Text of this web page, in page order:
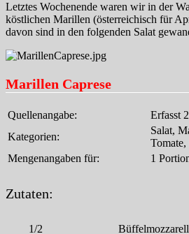
Letztes Wochenende waren wir in der
köstlichen Marillen (österreichisch für
davon sind in den folgenden Salat
Marillen Caprese
Quellenangabe:
Erfasst
Kategorien:
Salat,
Mengenangaben für:
1
Zutaten:
1/2